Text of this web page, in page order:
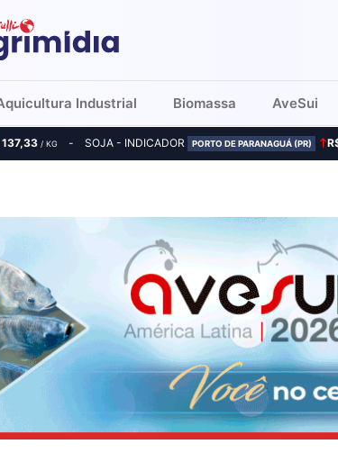
Industrial Biomassa AveSui
137,33/ KG SOJA - INDICADOR PORTO DE PARANAGUÁ (PR)